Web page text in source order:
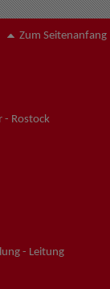
Zum Seitenanfang
- Rostock
- Leitung